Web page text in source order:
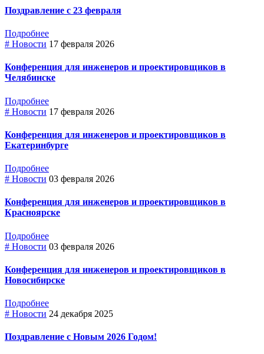
Поздравление с 23 февраля
Подробнее
# Новости 17 февраля 2026
Конференция для инженеров и проектировщиков в
Челябинске
Подробнее
# Новости 17 февраля 2026
Конференция для инженеров и проектировщиков в
Екатеринбурге
Подробнее
# Новости 03 февраля 2026
Конференция для инженеров и проектировщиков в
Красноярске
Подробнее
# Новости 03 февраля 2026
Конференция для инженеров и проектировщиков в
Новосибирске
Подробнее
# Новости 24 декабря 2025
Поздравление с Новым 2026 Годом!